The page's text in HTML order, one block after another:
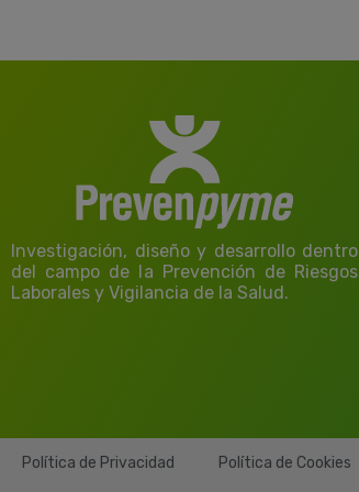
Investigación, diseño y desarrollo dentro
del campo de la Prevención de Riesgos
Laborales y Vigilancia de la Salud.
Política de Privacidad
Política de Cookies